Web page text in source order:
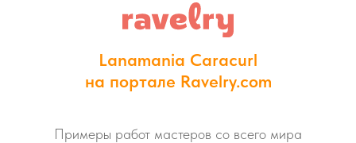
Lanamania Caracurl
на портале Ravelry.com
Примеры работ мастеров со всего мира